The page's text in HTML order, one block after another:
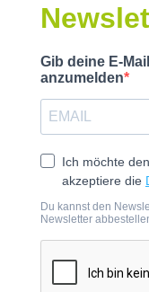
Gib deine E-
anzumelden
Ich möchte
akzeptiere die
Du kannst den
Newsletter